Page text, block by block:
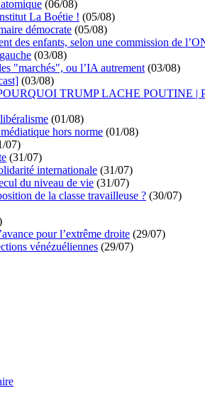
(06/08)
La Boétie ! (05/08)
démocrate (05/08)
des enfants, selon une commission de
(03/08)
"marchés", ou l’IA autrement (03/08)
(03/08)
TRUMP LACHE POUTINE |
(01/08)
hors norme (01/08)
07)
(31/07)
internationale (31/07)
du niveau de vie (31/07)
de la classe travailleuse ? (30/07)
pour l’extrême droite (29/07)
vénézuéliennes (29/07)